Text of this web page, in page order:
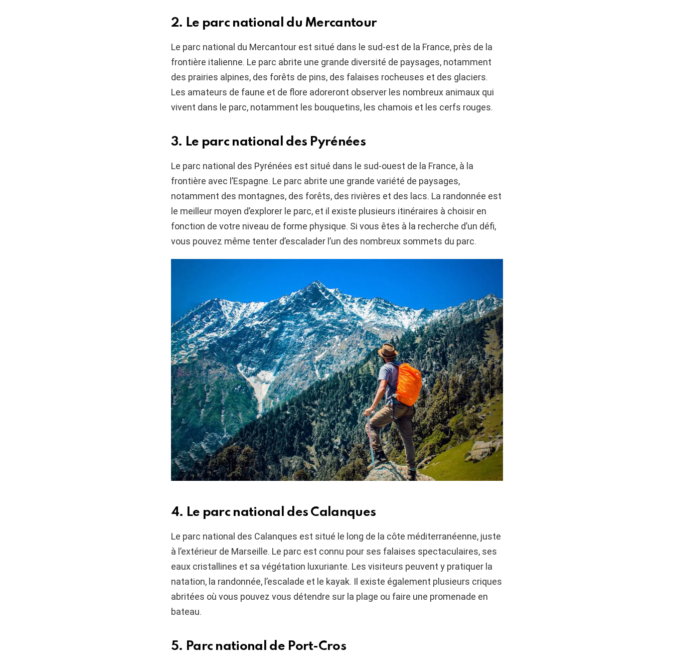
2. Le parc national du Mercantour
Le parc national du Mercantour est situé dans le sud-est de la France, près de la
frontière italienne. Le parc abrite une grande diversité de paysages, notamment
des prairies alpines, des forêts de pins, des falaises rocheuses et des glaciers.
Les amateurs de faune et de flore adoreront observer les nombreux animaux qui
vivent dans le parc, notamment les bouquetins, les chamois et les cerfs rouges.
3. Le parc national des Pyrénées
Le parc national des Pyrénées est situé dans le sud-ouest de la France, à la
frontière avec l’Espagne. Le parc abrite une grande variété de paysages,
notamment des montagnes, des forêts, des rivières et des lacs. La randonnée est
le meilleur moyen d’explorer le parc, et il existe plusieurs itinéraires à choisir en
fonction de votre niveau de forme physique. Si vous êtes à la recherche d’un défi,
vous pouvez même tenter d’escalader l’un des nombreux sommets du parc.
4. Le parc national des Calanques
Le parc national des Calanques est situé le long de la côte méditerranéenne, juste
à l’extérieur de Marseille. Le parc est connu pour ses falaises spectaculaires, ses
eaux cristallines et sa végétation luxuriante. Les visiteurs peuvent y pratiquer la
natation, la randonnée, l’escalade et le kayak. Il existe également plusieurs criques
abritées où vous pouvez vous détendre sur la plage ou faire une promenade en
bateau.
5. Parc national de Port-Cros